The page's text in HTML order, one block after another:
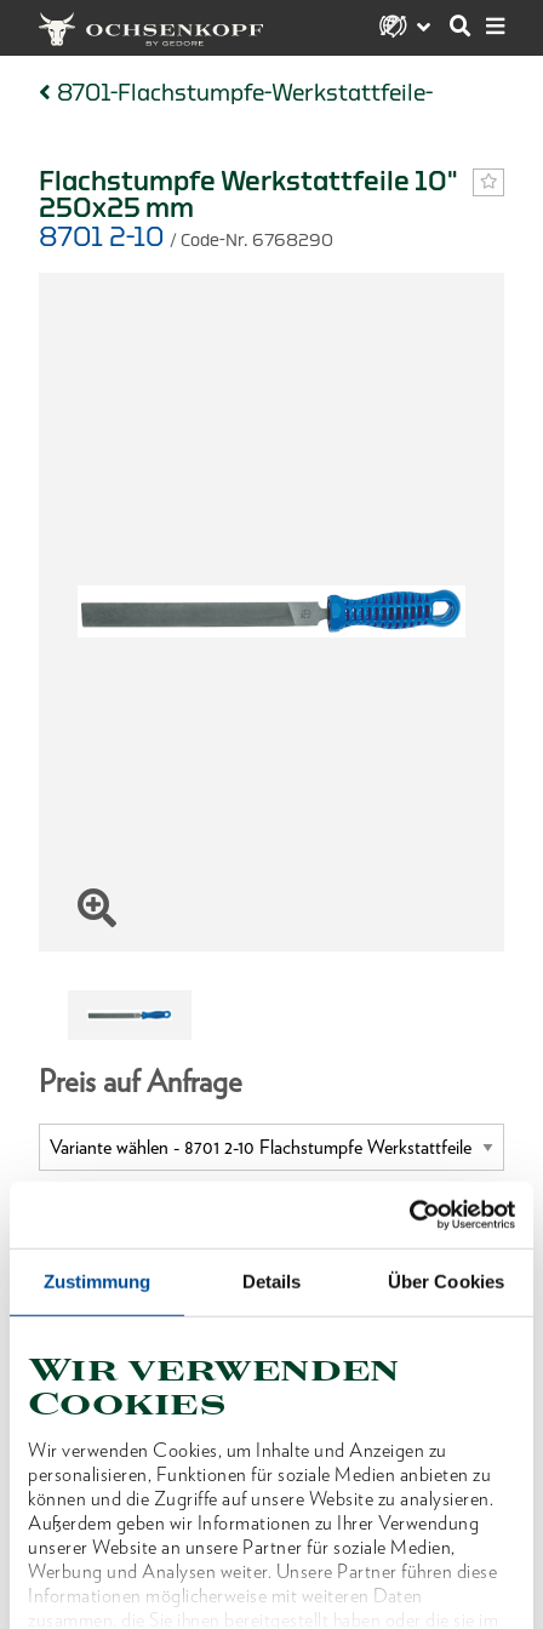
Zustimmung Details Über Cookies
Wir verwenden
Cookies
Wir verwenden Cookies, um Inhalte und Anzeigen zu
personalisieren, Funktionen für soziale Medien anbieten zu
können und die Zugriffe auf unsere Website zu analysieren.
Außerdem geben wir Informationen zu Ihrer Verwendung
unserer Website an unsere Partner für soziale Medien,
Werbung und Analysen weiter. Unsere Partner führen diese
Informationen möglicherweise mit weiteren Daten
zusammen, die Sie ihnen bereitgestellt haben oder die sie im
8701-Flachstumpfe-Werkstattfeile-
Flachstumpfe Werkstattfeile 10"
250x25 mm
8701 2-10 / Code-Nr. 6768290
Preis auf Anfrage
ONLINE KAUFEN
Produktbeschreibung
Mit PVC-Griff
Ausführung nach DIN 7261 Form A